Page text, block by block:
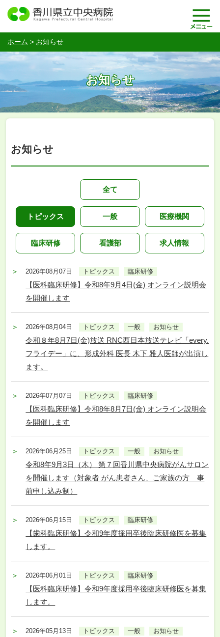
ホーム > お知らせ
お知らせ
お知らせ
全て
トピックス 一般 医療機関
臨床研修 看護部 求人情報
2026年08月07日 トピックス 臨床研修
【医科臨床研修】令和8年9月4日(金) オンライン説明会
を開催します
2026年08月04日 トピックス 一般 お知らせ
令和８年8月7日(金)放送 RNC西日本放送テレビ「every.
フライデー」に、形成外科 医長 木下 雅人医師が出演し
ます。
2026年07月07日 トピックス 臨床研修
【医科臨床研修】令和8年8月7日(金) オンライン説明会
を開催します
2026年06月25日 トピックス 一般 お知らせ
令和8年9月3日（木） 第７回香川県中央病院がんサロン
を開催します（対象者 がん患者さん、ご家族の方 事
前申し込み制）
2026年06月15日 トピックス 臨床研修
【歯科臨床研修】令和9年度採用卒後臨床研修医を募集
します。
2026年06月01日 トピックス 臨床研修
【医科臨床研修】令和9年度採用卒後臨床研修医を募集
します。
2026年05月13日 トピックス 一般 お知らせ